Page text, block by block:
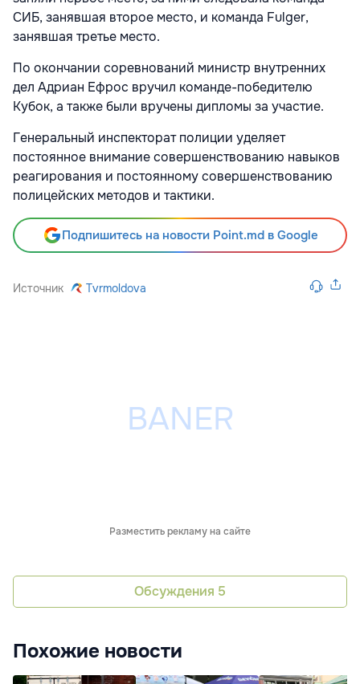
СИБ, занявшая второе место, и команда Fulger,
занявшая третье место.
По окончании соревнований министр внутренних
дел Адриан Ефрос вручил команде-победителю
Кубок, а также были вручены дипломы за участие.
Генеральный инспекторат полиции уделяет
постоянное внимание совершенствованию навыков
реагирования и постоянному совершенствованию
полицейских методов и тактики.
Подпишитесь на новости Point.md в Google
Источник Tvrmoldova
Разместить рекламу на сайте
Обсуждения 5
Похожие новости